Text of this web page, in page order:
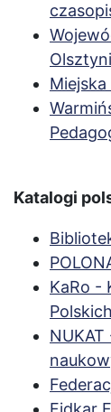
Katalogi
KaRo -
Polskich